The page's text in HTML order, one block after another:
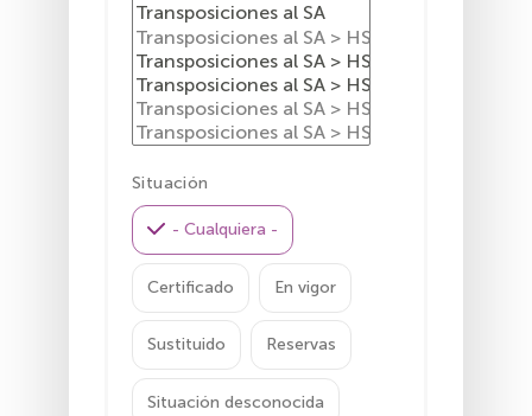
Situación
- Cualquiera -
Certificado En vigor
Sustituido Reservas
Situación desconocida